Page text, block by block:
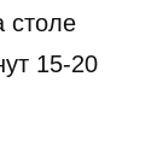
столе
15-20